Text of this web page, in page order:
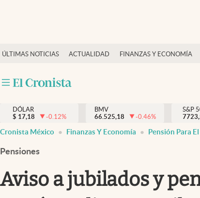
ÚLTIMAS NOTICIAS ACTUALIDAD FINANZAS Y ECONOMÍA
Actualidad
Internacionales
Opinión
Brand Strategy
Vida y estilo
DÓLAR
$ 17,18 -0.12%
BMV
66.525,18
-0.46%
S&P
Cronista México Finanzas Y Economía Pensión Para
Pensiones
Aviso a jubilados y